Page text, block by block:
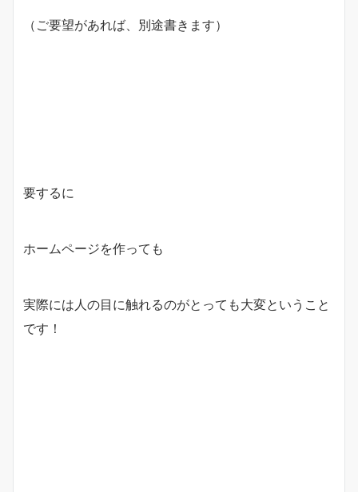
（ご要望があれば、別途書きます）
要するに
ホームページを作っても
実際には人の目に触れるのがとっても大変ということ
です！